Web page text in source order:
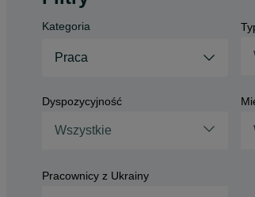
Kategoria
Praca
Dyspozycyjność
Wszystkie
Pracownicy z Ukrainy